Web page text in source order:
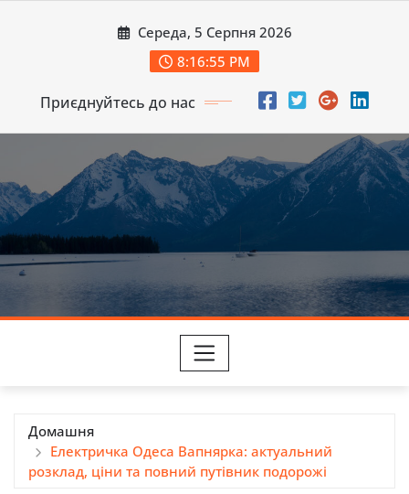
Середа, 5 Серпня 2026
8:16:57 PM
Приєднуйтесь до нас
Домашня
Електричка Одеса Вапнярка: актуальний
розклад, ціни та повний путівник подорожі